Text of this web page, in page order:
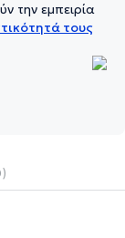
την εμπειρία
τους